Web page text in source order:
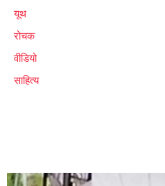
यूथ
रोचक
वीडियो
साहित्य